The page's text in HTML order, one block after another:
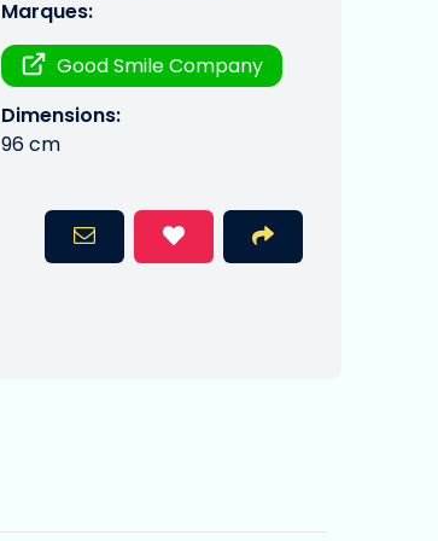
Marques:
Good Smile Company
Dimensions:
96 cm